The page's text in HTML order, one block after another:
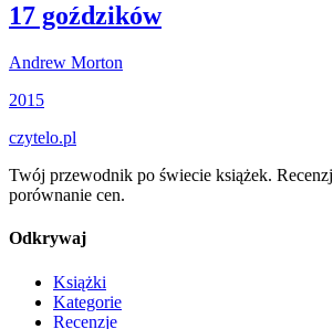
17 goździków
Andrew Morton
2015
czytelo.pl
Twój przewodnik po świecie książek.
porównanie cen.
Odkrywaj
Książki
Kategorie
Recenzje